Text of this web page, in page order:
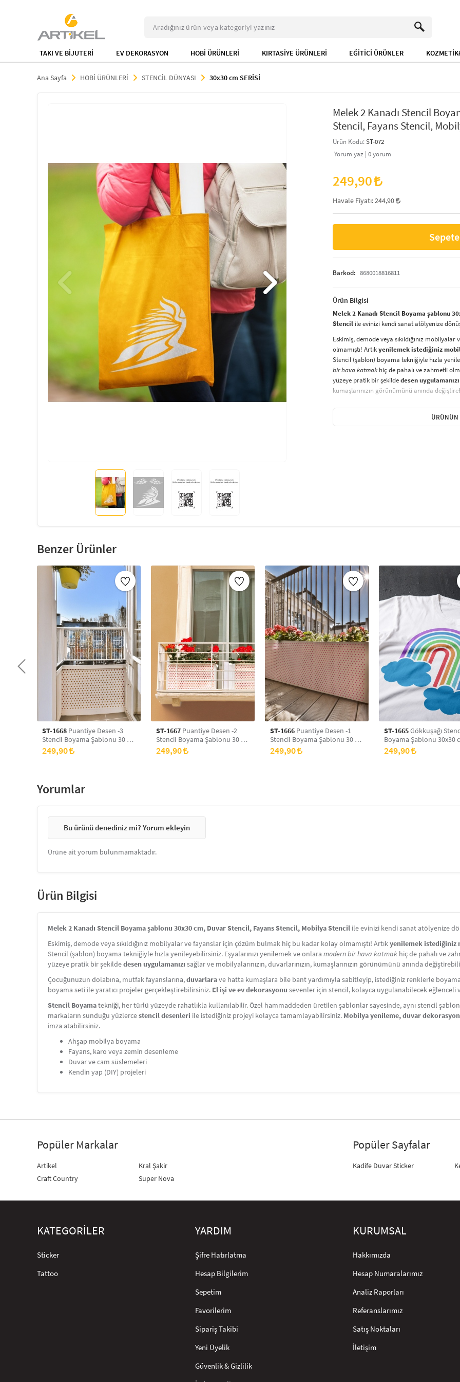
TAKI VE BİJUTERİ EV DEKORASYON HOBİ ÜRÜNLERİ KIRTASİYE ÜRÜNLERİ EĞİTİCİ ÜRÜNLER
Ana Sayfa HOBİ ÜRÜNLERİ STENCİL DÜNYASI 30x30 cm SERİSİ
Melek 2 Kanadı Stencil
Stencil, Fayans Stencil,
Ürün Kodu:ST-072
Yorum yaz | 0yorum
249,90
Havale Fiyatı:244,90
Barkod: 8680018816811
Ürün Bilgisi
Melek 2 Kanadı Stencil Boyama şablonu
Stencil ile evinizi kendi sanat atölyenize
Eskimiş, demode veya sıkıldığınız
olmamıştı! Artıkyenilemek istediğiniz
Stencil (şablon) boyama tekniğiyle hızla
bir hava katmak hiç de pahalı ve zahmetli
yüzeye pratik bir şekildedesen uygulamanızı
kumaşlarınızın görünümünü anında
sabitleyip, istediğiniz renklerle boyama
boyama seti ile yaratıcı projeler
tekniği, her türlü yüzeyde
Duvar ve cam süslemeleri
ÜRÜNÜN
Benzer Ürünler
ST-1668 Puantiye Desen -3
Stencil Boyama Şablonu 30 x
30 cm, Duvar Stencil, Fayans
Stencil, Mobilya Stencil
249,90
ST-1667 Puantiye Desen -2
Stencil Boyama Şablonu 30 x
30 cm, Duvar Stencil, Fayans
Stencil, Mobilya Stencil
249,90
ST-1666 Puantiye Desen -1
Stencil Boyama Şablonu 30 x
30 cm, Duvar Stencil, Fayans
Stencil, Mobilya Stencil
249,90
ST-1665Gökkuşağı
Boyama Şablonu 30x30
Duvar Stencil, Fayans
Mobilya Stencil
249,90
Yorumlar
Bu ürünü denediniz mi? Yorum ekleyin
Ürüne ait yorum bulunmamaktadır.
Ürün Bilgisi
Melek 2 Kanadı Stencil Boyama şablonu 30x30 cm, Duvar Stencil, Fayans Stencil, Mobilya Stencil ile evinizi kendi sanat atölyenize
Eskimiş, demode veya sıkıldığınız mobilyalar ve fayanslar için çözüm bulmak hiç bu kadar kolay olmamıştı! Artıkyenilemek istediğiniz
Stencil (şablon) boyama tekniğiyle hızla yenileyebilirsiniz. Eşyalarınızı yenilemek ve onlara modern bir hava katmak hiç de pahalı ve
yüzeye pratik bir şekildedesen uygulamanızı sağlar ve mobilyalarınızın, duvarlarınızın, kumaşlarınızın görünümünü anında
Çocuğunuzun dolabına, mutfak fayanslarına,duvarlarave hatta kumaşlara bile bant yardımıyla sabitleyip, istediğiniz renklerle
boyama seti ile yaratıcı projeler gerçekleştirebilirsiniz. El işi ve ev dekorasyonu sevenler için stencil, kolayca uygulanabilecek eğlenceli
Stencil Boyamatekniği, her türlü yüzeyde rahatlıkla kullanılabilir. Özel hammaddeden üretilen şablonlar sayesinde, aynı stencil
markaların sunduğu yüzlercestencil desenleri ile istediğiniz projeyi kolayca tamamlayabilirsiniz. Mobilya yenileme, duvar
imza atabilirsiniz.
Ahşap mobilya boyama
Fayans, karo veya zemin desenleme
Duvar ve cam süslemeleri
Kendin yap (DIY) projeleri
Popüler Markalar
Artikel
Craft Country
Kral Şakir
Super Nova
Popüler Sayfalar
Kadife Duvar Sticker
KATEGORİLER
Sticker
Tattoo
YARDIM
Şifre Hatırlatma
Hesap Bilgilerim
Sepetim
Favorilerim
Sipariş Takibi
Yeni Üyelik
Güvenlik & Gizlilik
KURUMSAL
Hakkımızda
Hesap Numaralarımız
Analiz Raporları
Referanslarımız
Satış Noktaları
İletişim